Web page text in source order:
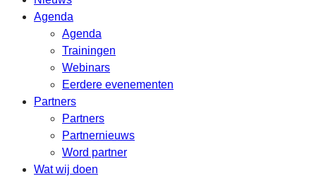
Agenda
Agenda
Trainingen
Webinars
Eerdere evenementen
Partners
Partners
Partnernieuws
Word partner
Wat wij doen